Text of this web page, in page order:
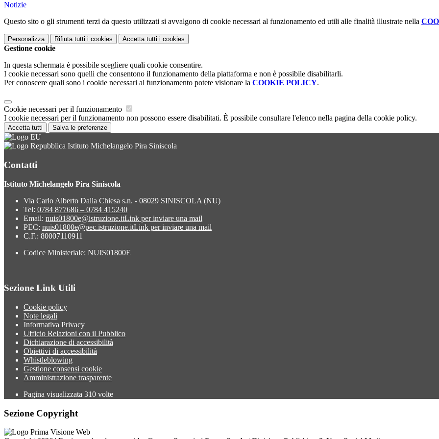
Notizie
Questo sito o gli strumenti terzi da questo utilizzati si avvalgono di cookie necessari al funzionamento ed utili alle finalità illustrate nella
Personalizza Rifiuta tutti i cookies Accetta tutti i cookies
Gestione cookie
In questa schermata è possibile scegliere quali cookie consentire.
I cookie necessari sono quelli che consentono il funzionamento della piattaforma e non è possibile disabilitarli.
Per conoscere quali sono i cookie necessari al funzionamento potete visionare la COOKIE POLICY.
Cookie necessari per il funzionamento
I cookie necessari per il funzionamento non possono essere disabilitati. È possibile consultare l'elenco nella pagina della cookie policy.
Accetta tutti Salva le preferenze
Istituto Michelangelo Pira Siniscola
Contatti
Istituto Michelangelo Pira Siniscola
Via Carlo Alberto Dalla Chiesa s.n. - 08029 SINISCOLA (NU)
Tel: 0784 877686 – 0784 415240
Email: nuis01800e@istruzione.itLink per inviare una mail
PEC: nuis01800e@pec.istruzione.itLink per inviare una mail
C.F.: 80007110911
Codice Ministeriale: NUIS01800E
Sezione Link Utili
Cookie policy
Note legali
Informativa Privacy
Ufficio Relazioni con il Pubblico
Dichiarazione di accessibilità
Obiettivi di accessibilità
Whistleblowing
Gestione consensi cookie
Amministrazione trasparente
Pagina visualizzata 310 volte
Sezione Copyright